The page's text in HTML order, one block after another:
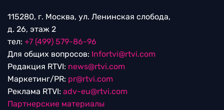
115280, г. Москва, ул. Ленинская слобода,
д. 26, этаж 2
тел: +7 (499) 579-86-96
Для общих вопросов: Infortvi@rtvi.com
Редакция RTVI: news@rtvi.com
Маркетинг/PR: pr@rtvi.com
Реклама RTVI: adv-eu@rtvi.com
Партнерские материалы